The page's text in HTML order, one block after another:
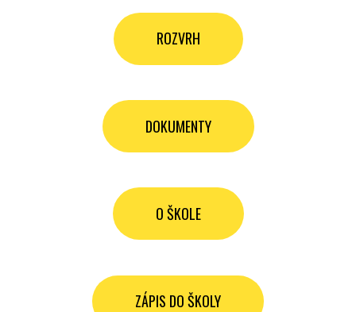
ROZVRH
DOKUMENTY
O ŠKOLE
ZÁPIS DO ŠKOLY